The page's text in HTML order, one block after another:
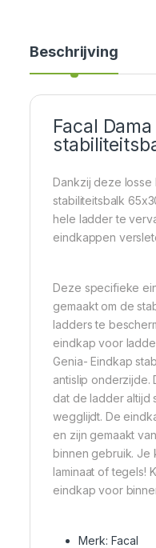
Beschrijving
Facal
Dankzij deze losse
stabiliteitsbalk
hele ladder te
eindkappen
Deze specifieke
gemaakt om de
ladders te
eindkap voor
Genia- Eindkap
antislip
dat de ladder altijd
wegglijdt. De
en zijn gemaakt
binnen gebruik. Je
laminaat of tegels!
eindkap voor
Merk: Facal